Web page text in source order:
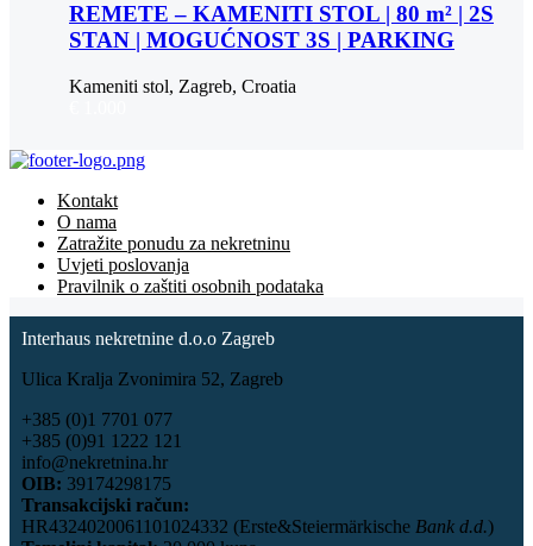
REMETE – KAMENITI STOL | 80 m² | 2S
STAN | MOGUĆNOST 3S | PARKING
Kameniti stol, Zagreb, Croatia
Kontakt
O nama
Zatražite ponudu za nekretninu
Uvjeti poslovanja
Pravilnik o zaštiti osobnih podataka
Interhaus nekretnine d.o.o Zagreb
Ulica Kralja Zvonimira 52, Zagreb
+385 (0)1 7701 077
+385 (0)91 1222 121
info@nekretnina.hr
OIB: 39174298175
Transakcijski račun:
HR4324020061101024332 (Erste&Steiermärkische Bank d.d.)